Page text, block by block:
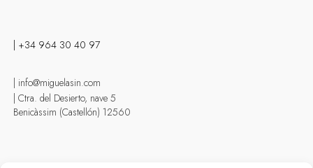
| +34 964 30 40 97
| info@miguelasin.com
| Ctra. del Desierto, nave 5
Benicàssim (Castellón) 12560